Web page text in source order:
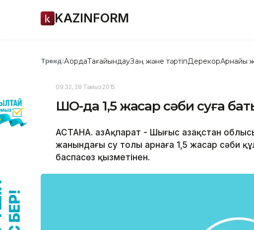
KAZINFORM
Тренд:АқордаТағайындауЗаң және тәртіпДерекқорАрнайы
09:32, 28 Тамыз 2015
ШҚО-да 1,5 жасар сәби суға
АСТАНА. ҚазАқпарат - Шығыс Қазақстан
жанындағы су толы арнаға 1,5 жасар сәби
баспасөз қызметінен.